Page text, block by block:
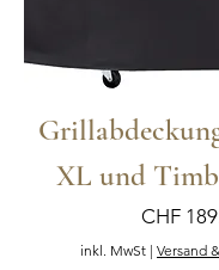
XL und
Preis
CHF
inkl. MwSt | Versand